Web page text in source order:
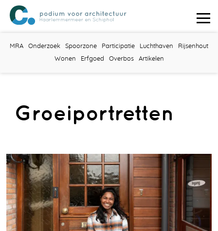
MRA Onderzoek Spoorzone Participatie Luchthaven
Rijsenhout
Wonen
Erfgoed Overbos Artikelen
Groeiportretten